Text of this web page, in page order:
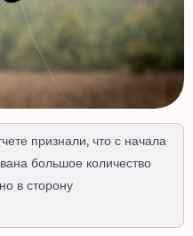
признали, что с начала
большое количество
в сторону